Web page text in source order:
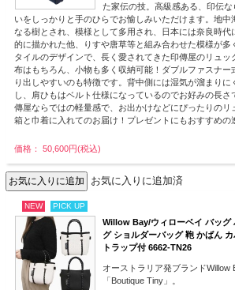
た家伝の技。高級感ある、印伝
いをしっかりと手のひらでお愉しみいただけます。地中
なる樹とされ、模様として多用され、日本には奈良時代
的に描かれた他、りすや唐草等と組み合わせた模様が多
タイルのデザインで、長く愛されてきた印傳屋のリュ
布はもちろん、小物も多く収納可能！ダブルファスナー
り出しやすいのも特徴です。背中側には湿気が溜まりに
し、肩ひもはベルト仕様になっているのでお好みの長さ
傳屋ならではの軽量感で、お出かけなどにぴったりのリ
箱と巾着に入れてのお届け！プレゼントにもおすすめの
価格： 50,600円(税込)
お気に入りに追加済
NEW PICK UP
Willow Bay/ウィローベイ バッグ
グ ショルダーバッグ 鞄 かばん
トラップ付 6662-TN26
オーストラリア発ブランドWillow
「Boutique Tiny」。